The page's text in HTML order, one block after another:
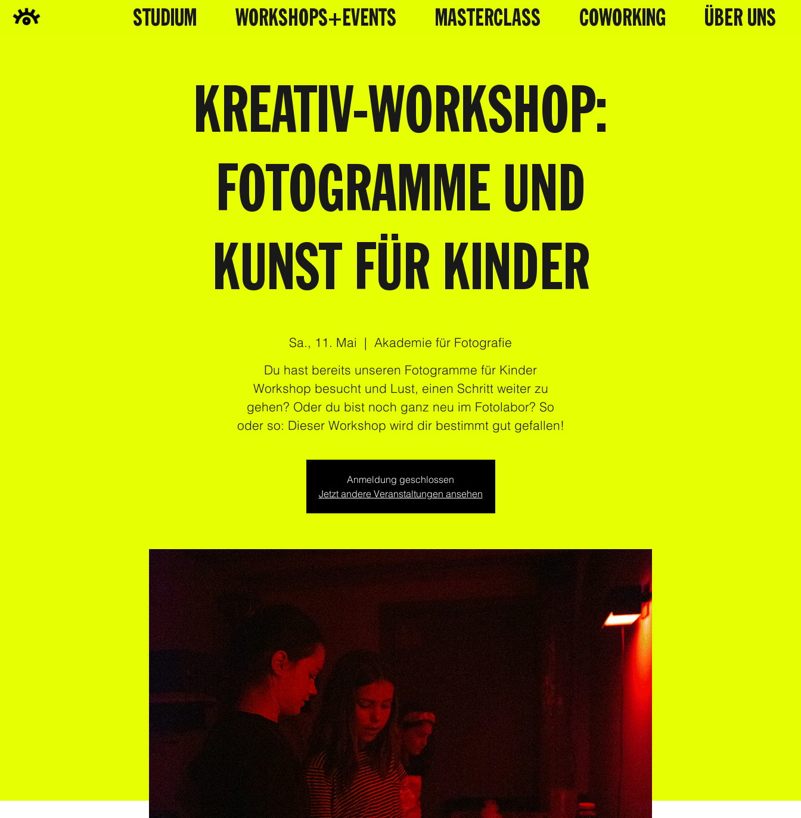
STUDIUM WORKSHOPS+EVENTS MASTERCLASS COWORKING ÜBER UNS
KREATIV-WORKSHOP:
FOTOGRAMME UND
KUNST FÜR KINDER
Sa., 11. Mai
  |
Akademie für Fotografie
Du hast bereits unseren Fotogramme für Kinder
Workshop besucht und Lust, einen Schritt weiter zu
gehen? Oder du bist noch ganz neu im Fotolabor? So
oder so: Dieser Workshop wird dir bestimmt gut gefallen!
Anmeldung geschlossen
Jetzt andere Veranstaltungen ansehen